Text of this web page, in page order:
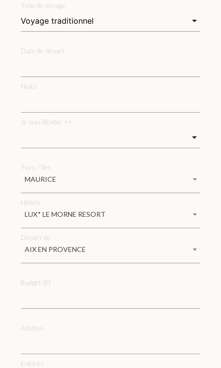
Type de voyage
Date de départ
Nuits
Je suis fléxible +/-
Pays / Îles
MAURICE
Hôtels
LUX* LE MORNE RESORT
Départ de
AIX EN PROVENCE
Budget (€)
Adultes
Enfants